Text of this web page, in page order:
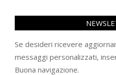
Se desideri ricevere
messaggi personalizzati,
Buona navigazione.